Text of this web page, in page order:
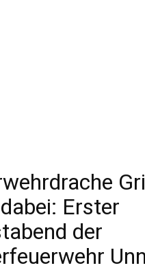
Erster
der